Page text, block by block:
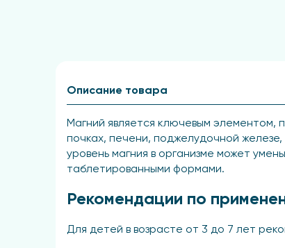
Описание товара
Магний является ключевым элементом,
почках, печени, поджелудочной
уровень магния в организме может
таблетированными формами.
Рекомендации по
Для детей в возрасте от 3 до 7 лет